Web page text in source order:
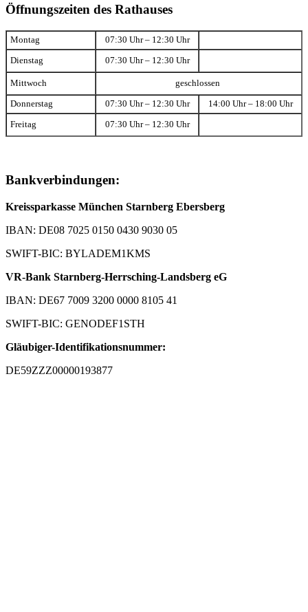
Öffnungszeiten des Rathauses
Montag 07:30 Uhr – 12:30 Uhr
Dienstag 07:30 Uhr – 12:30 Uhr
Mittwoch geschlossen
Donnerstag 07:30 Uhr – 12:30 Uhr 14:00 Uhr – 18:00 Uhr
Freitag 07:30 Uhr – 12:30 Uhr
Bankverbindungen:
Kreissparkasse München Starnberg Ebersberg
IBAN: DE08 7025 0150 0430 9030 05
SWIFT-BIC: BYLADEM1KMS
VR-Bank Starnberg-Herrsching-Landsberg eG
IBAN: DE67 7009 3200 0000 8105 41
SWIFT-BIC: GENODEF1STH
Gläubiger-Identifikationsnummer:
DE59ZZZ00000193877